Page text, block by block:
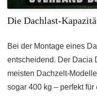
Die Dachlast-
Bei der Montage eines
entscheidend. Der Dacia
meisten Dachzelt-
sogar 400 kg – perfekt